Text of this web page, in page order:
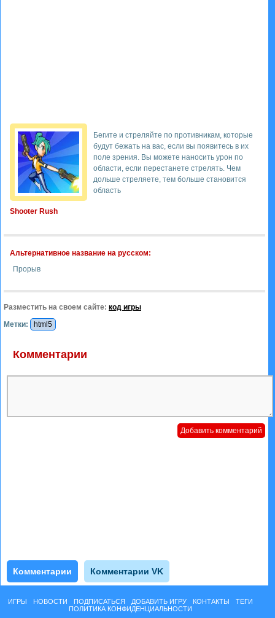
Shooter Rush
Бегите и стреляйте по противникам, которые
будут бежать на вас, если вы появитесь в их
поле зрения. Вы можете наносить урон по
области, если перестанете стрелять. Чем
дольше стреляете, тем больше становится
область
Альтернативное название на русском:
Прорыв
Разместить на своем сайте: код игры
Метки:
html5
Комментарии
Комментарии Комментарии VK
ИГРЫ НОВОСТИ ПОДПИСАТЬСЯ ДОБАВИТЬ ИГРУ КОНТАКТЫ
ТЕГИ
ПОЛИТИКА КОНФИДЕНЦИАЛЬНОСТИ